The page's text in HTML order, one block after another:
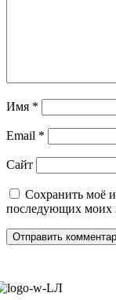
Имя *
Email *
Сайт
Сохранить моё
последующих моих